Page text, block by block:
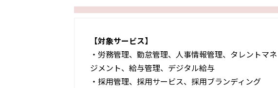
【対象サービス】
・労務管理、勤怠管理、人事情報管理、タレントマネ
ジメント、給与管理、デジタル給与
・採用管理、採用サービス、採用ブランディング